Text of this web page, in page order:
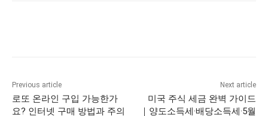
Previous article
로또 온라인 구입 가능한가
요? 인터넷 구매 방법과 주의
Next article
미국 주식 세금 완벽 가이드
｜양도소득세·배당소득세·5월